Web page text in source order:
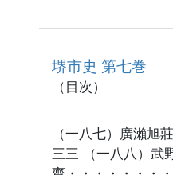
堺市史 第七巻
（目次）
（一八七）廣瀨旭
三三 （一八八）武